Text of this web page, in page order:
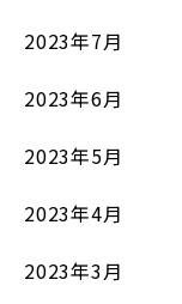
2023年7月
2023年6月
2023年5月
2023年4月
2023年3月